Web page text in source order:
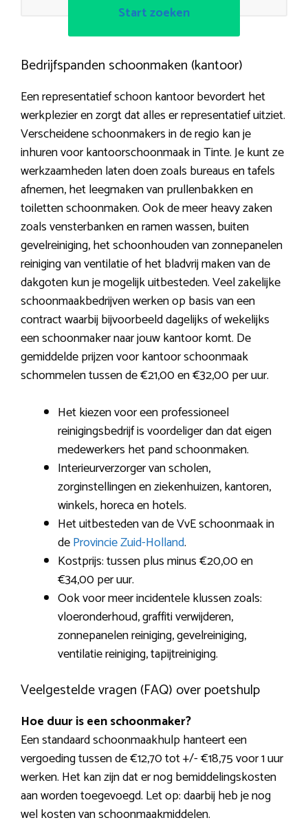
Start zoeken
Bedrijfspanden schoonmaken (kantoor)
Een representatief schoon kantoor bevordert het
werkplezier en zorgt dat alles er representatief uitziet.
Verscheidene schoonmakers in de regio kan je
inhuren voor kantoorschoonmaak in Tinte. Je kunt ze
werkzaamheden laten doen zoals bureaus en tafels
afnemen, het leegmaken van prullenbakken en
toiletten schoonmaken. Ook de meer heavy zaken
zoals vensterbanken en ramen wassen, buiten
gevelreiniging, het schoonhouden van zonnepanelen
reiniging van ventilatie of het bladvrij maken van de
dakgoten kun je mogelijk uitbesteden. Veel zakelijke
schoonmaakbedrijven werken op basis van een
contract waarbij bijvoorbeeld dagelijks of wekelijks
een schoonmaker naar jouw kantoor komt. De
gemiddelde prijzen voor kantoor schoonmaak
schommelen tussen de €21,00 en €32,00 per uur.
Het kiezen voor een professioneel
reinigingsbedrijf is voordeliger dan dat eigen
medewerkers het pand schoonmaken.
Interieurverzorger van scholen,
zorginstellingen en ziekenhuizen, kantoren,
winkels, horeca en hotels.
Het uitbesteden van de VvE schoonmaak in
deProvincie Zuid-Holland.
Kostprijs: tussen plus minus €20,00 en
€34,00 per uur.
Ook voor meer incidentele klussen zoals:
vloeronderhoud, graffiti verwijderen,
zonnepanelen reiniging, gevelreiniging,
ventilatie reiniging, tapijtreiniging.
Veelgestelde vragen (FAQ) over poetshulp
Hoe duur is een schoonmaker?
Een standaard schoonmaakhulp hanteert een
vergoeding tussen de €12,70 tot +/- €18,75 voor 1 uur
werken. Het kan zijn dat er nog bemiddelingskosten
aan worden toegevoegd. Let op: daarbij heb je nog
wel kosten van schoonmaakmiddelen.